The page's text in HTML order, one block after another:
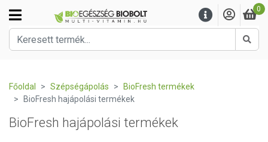
0
Főoldal Szépségápolás
BioFresh termékek
BioFresh hajápolási termékek
BioFresh hajápolási termékek